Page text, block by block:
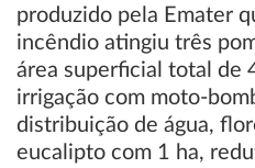
produzido pela Emater
incêndio atingiu três
área superficial total de
irrigação com moto-
distribuição de água,
eucalipto com 1 ha,